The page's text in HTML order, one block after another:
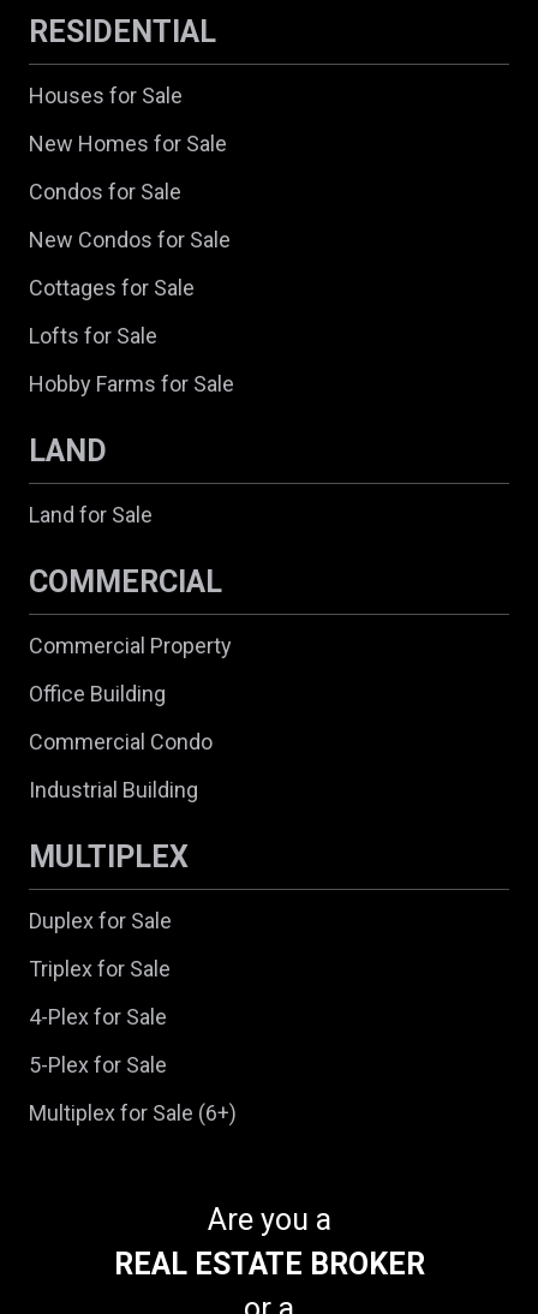
RESIDENTIAL
Houses for Sale
New Homes for Sale
Condos for Sale
New Condos for Sale
Cottages for Sale
Lofts for Sale
Hobby Farms for Sale
LAND
Land for Sale
COMMERCIAL
Commercial Property
Office Building
Commercial Condo
Industrial Building
MULTIPLEX
Duplex for Sale
Triplex for Sale
4-Plex for Sale
5-Plex for Sale
Multiplex for Sale (6+)
Are you a
REAL ESTATE BROKER